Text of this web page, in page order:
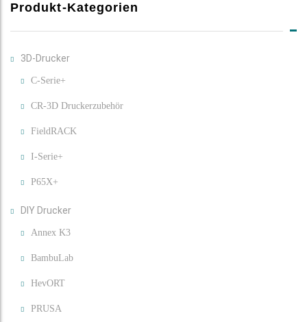
Produkt-Kategorien
3D-Drucker
C-Serie+
CR-3D Druckerzubehör
FieldRACK
I-Serie+
P65X+
DIY Drucker
Annex K3
BambuLab
HevORT
PRUSA